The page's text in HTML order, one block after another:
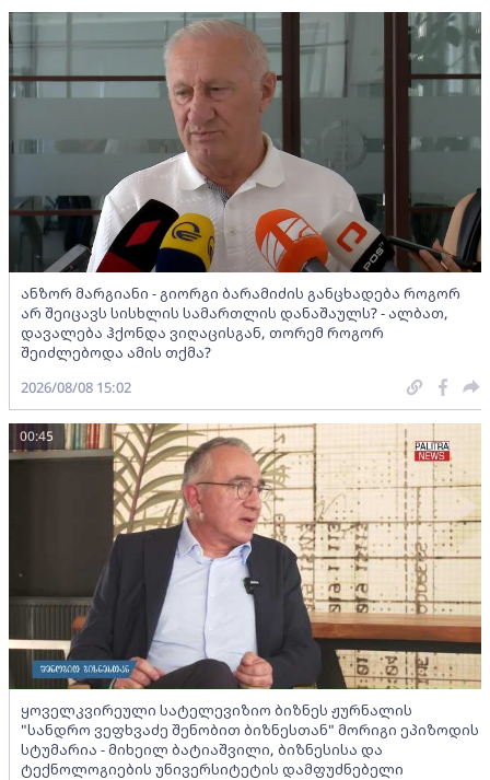
ანზორ მარგიანი - გიორგი ბარამიძის განცხადება როგორ
არ შეიცავს სისხლის სამართლის დანაშაულს? - ალბათ,
დავალება ჰქონდა ვიღაცისგან, თორემ როგორ
შეიძლებოდა ამის თქმა?
2026/08/08 15:02
ყოველკვირეული სატელევიზიო ბიზნეს ჟურნალის
"სანდრო ვეფხვაძე შენობით ბიზნესთან" მორიგი ეპიზოდის
სტუმარია - მიხეილ ბატიაშვილი, ბიზნესისა და
ტექნოლოგიების უნივერსიტეტის დამფუძნებელი
00:45